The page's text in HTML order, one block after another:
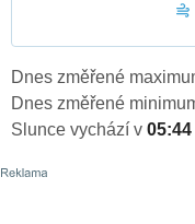
Dnes změřené
Dnes změřené
Slunce vychází v 05:44